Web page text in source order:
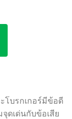
โบรกเกอร์มีข้อดี
ดเด่นกับข้อเสีย